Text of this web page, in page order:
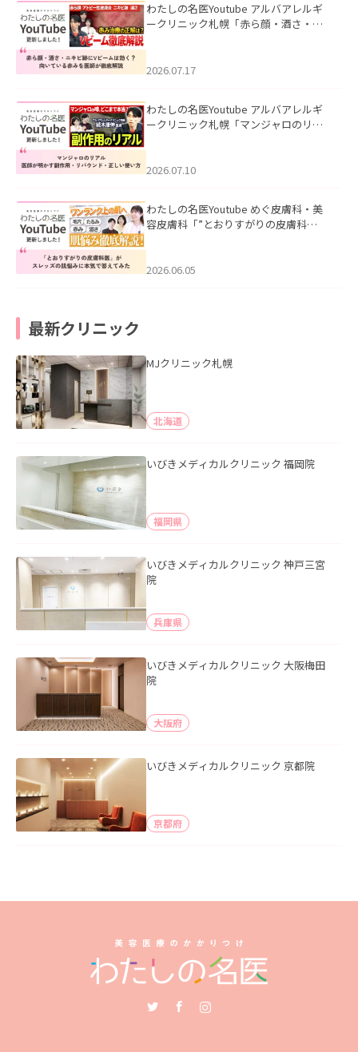
わたしの名医Youtube アルバアレルギ
ークリニック札幌「赤ら顔・酒さ・ニ
した。
2026.07.17
わたしの名医Youtube アルバアレルギ
ークリニック札幌「マンジャロのリア
た。
2026.07.10
わたしの名医Youtube めぐ皮膚科・美
容皮膚科「”とおりすがりの皮膚科
2026.06.05
最新クリニック
MJクリニック札幌
北海道
いびきメディカルクリニック 福岡院
福岡県
いびきメディカルクリニック 神戸三宮
院
兵庫県
いびきメディカルクリニック 大阪梅田
院
大阪府
いびきメディカルクリニック 京都院
京都府